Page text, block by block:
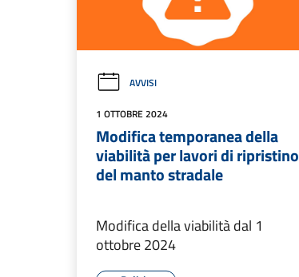
AVVISI
1 OTTOBRE 2024
Modifica temporanea della
viabilità per lavori di ripristino
del manto stradale
Modifica della viabilità dal 1
ottobre 2024